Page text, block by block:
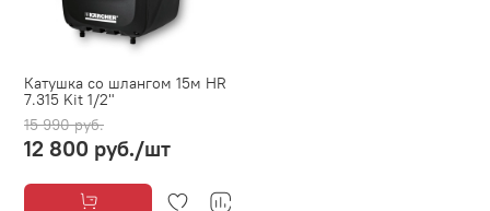
Катушка со шлангом 15м HR
7.315 Kit 1/2"
15 990 руб.
12 800 руб./шт